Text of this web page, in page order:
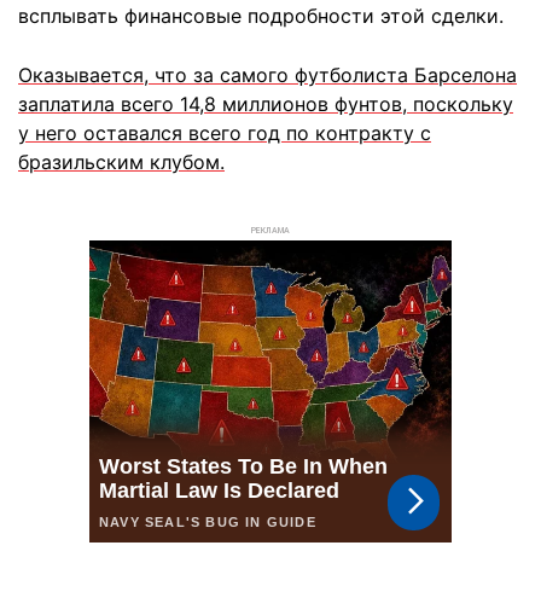
всплывать финансовые подробности этой сделки.
Оказывается, что за самого футболиста Барселона
заплатила всего 14,8 миллионов фунтов, поскольку
у него оставался всего год по контракту с
бразильским клубом.
РЕКЛАМА